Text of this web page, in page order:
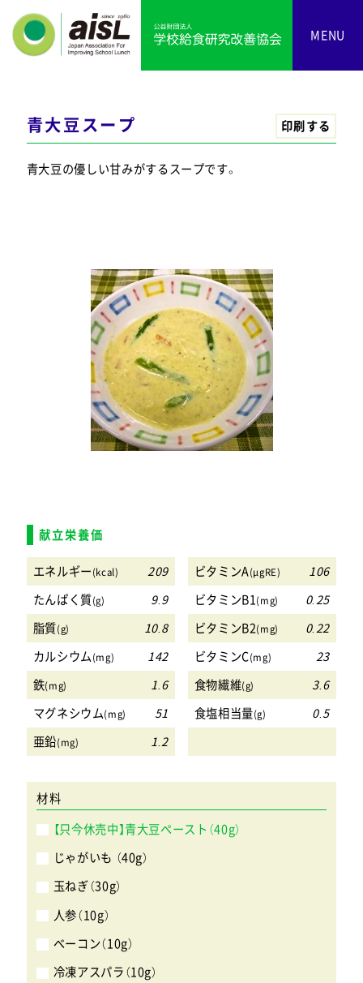
MENU
青大豆スープ 印刷する
青大豆の優しい甘みがするスープです。
献立栄養価
エネルギー(kcal) 209 ビタミンA(μgRE)
106
たんぱく質(g) 9.9 ビタミンB1(mg)
0.25
脂質(g) 10.8 ビタミンB2(mg)
0.22
カルシウム(mg) 142 ビタミンC(mg)
23
鉄(mg) 1.6 食物繊維(g)
3.6
マグネシウム(mg) 51 食塩相当量(g)
0.5
亜鉛(mg) 1.2
材料
【只今休売中】青大豆ペースト（40g）
じゃがいも （40g）
玉ねぎ（30g）
人参（10g）
ベーコン（10g）
冷凍アスパラ（10g）